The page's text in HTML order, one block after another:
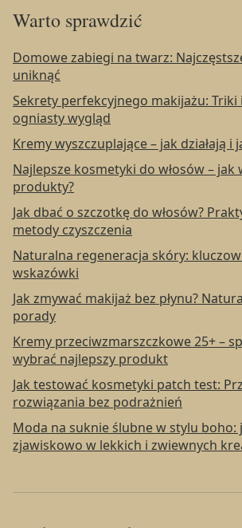
Warto sprawdzić
Domowe zabiegi na twarz:
uniknąć
Sekrety perfekcyjnego makijażu: Triki
ogniasty wygląd
Kremy wyszczuplające – jak działają i
Najlepsze kosmetyki do włosów – jak
produkty?
Jak dbać o szczotkę do włosów?
metody czyszczenia
Naturalna regeneracja skóry:
wskazówki
Jak zmywać makijaż bez płynu?
porady
Kremy przeciwzmarszczkowe 25+ –
wybrać najlepszy produkt
Jak testować kosmetyki patch test:
rozwiązania bez podrażnień
Moda na suknie ślubne w stylu boho:
zjawiskowo w lekkich i zwiewnych